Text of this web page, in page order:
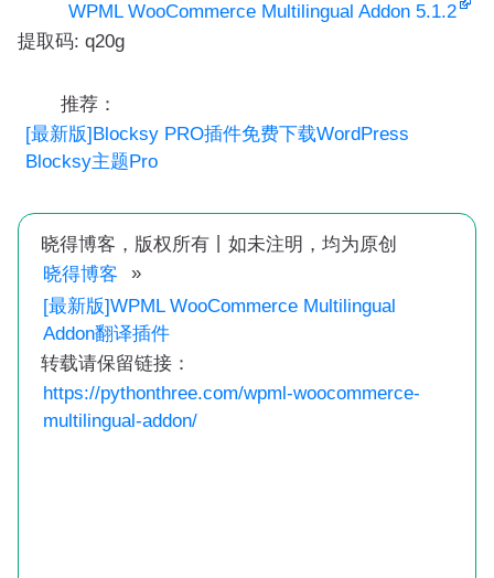
WPML WooCommerce Multilingual Addon 5.1.2
提取码: q20g
推荐：
[最新版]Blocksy PRO插件免费下载WordPress
Blocksy主题Pro
晓得博客，版权所有丨如未注明，均为原创
晓得博客
»
[最新版]WPML WooCommerce Multilingual
Addon翻译插件
转载请保留链接：
https://pythonthree.com/wpml-woocommerce-
multilingual-addon/